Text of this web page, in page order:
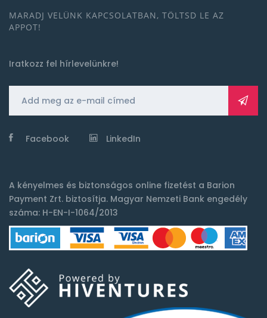
MARADJ VELÜNK KAPCSOLATBAN, TÖLTSD LE AZ
APPOT!
Iratkozz fel hírlevelünkre!
Facebook LinkedIn
A kényelmes és biztonságos online fizetést a Barion
Payment Zrt. biztosítja. Magyar Nemzeti Bank engedély
száma: H-EN-I-1064/2013